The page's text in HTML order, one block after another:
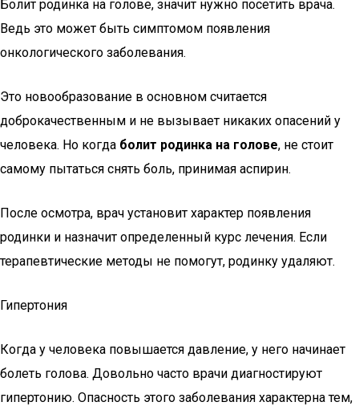
Болит родинка на голове, значит нужно посетить врача.
Ведь это может быть симптомом появления
онкологического заболевания.
Это новообразование в основном считается
доброкачественным и не вызывает никаких опасений у
человека. Но когда болит родинка на голове, не стоит
самому пытаться снять боль, принимая аспирин.
После осмотра, врач установит характер появления
родинки и назначит определенный курс лечения. Если
терапевтические методы не помогут, родинку удаляют.
Гипертония
Когда у человека повышается давление, у него начинает
болеть голова. Довольно часто врачи диагностируют
гипертонию. Опасность этого заболевания характерна тем,